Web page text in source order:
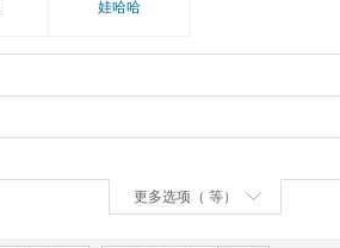
娃哈哈
更多选项（ 等）